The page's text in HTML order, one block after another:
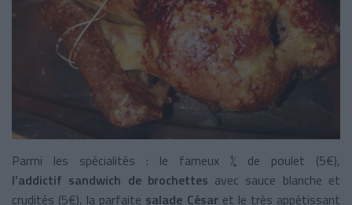
Parmi les spécialités : le fameux ¼ de poulet (5€),
l’addictif sandwich de brochettes avec sauce blanche et
crudités (5€), la parfaite salade Césaret le très appétissant